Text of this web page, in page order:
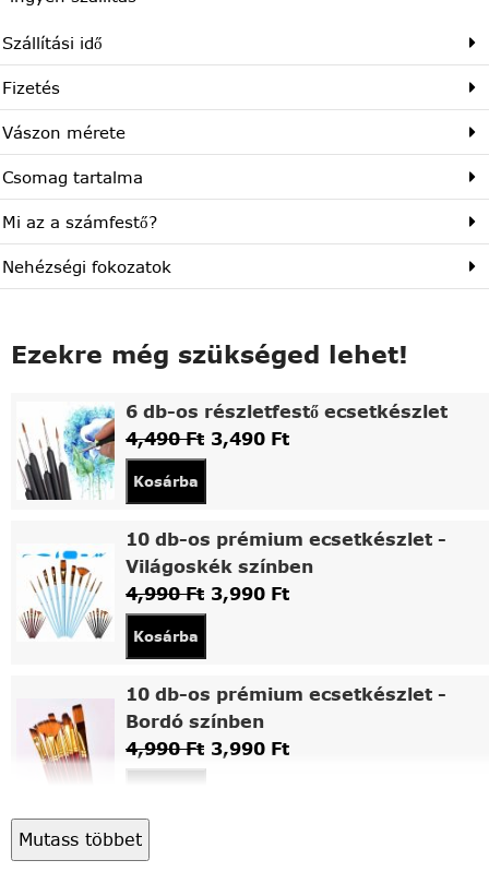
Szállítási idő
Fizetés
Vászon mérete
Csomag tartalma
Mi az a számfestő?
Nehézségi fokozatok
Ezekre még szükséged lehet!
6 db-os részletfestő ecsetkészlet
4,490Ft 3,490 Ft
Kosárba
10 db-os prémium ecsetkészlet -
Világoskék színben
4,990Ft 3,990 Ft
Kosárba
10 db-os prémium ecsetkészlet -
Bordó színben
4,990Ft 3,990 Ft
Asztali fa festőállvány
Mutass többet